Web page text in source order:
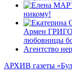
никому!
Армен
любовницы
Агентство
АРХИВ газеты